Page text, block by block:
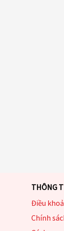
THÔNG
Điều
Chính